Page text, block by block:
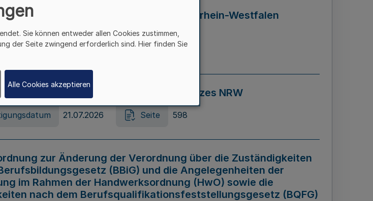
Vermeidung von Diskriminierung in Nordrhein-Westfalen
– LADG NRW)
21.07.2026 Seite 595
Änderung des Online-Casinospiel Gesetzes NRW
21.07.2026 Seite 598
zur Änderung der Verordnung über die Zuständigkeiten
(BBiG) und die Angelegenheiten der
im Rahmen der Handwerksordnung (HwO) sowie die
nach dem Berufsqualifikationsfeststellungsgesetz (BQFG)
Sie können entweder allen Cookies zustimmen,
der Seite zwingend erforderlich sind. Hier finden Sie
Alle Cookies akzeptieren